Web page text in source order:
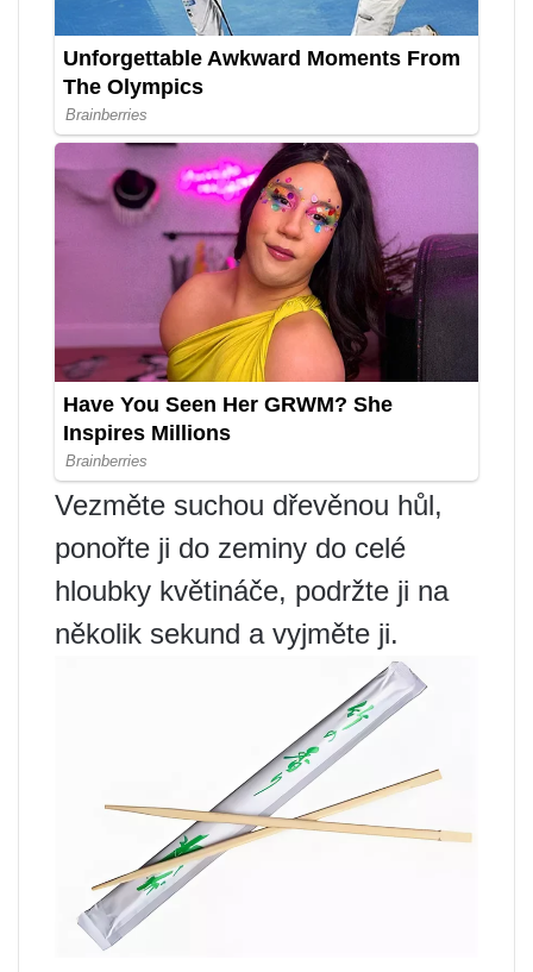
Vezměte suchou dřevěnou hůl,
ponořte ji do zeminy do celé
hloubky květináče, podržte ji na
několik sekund a vyjměte ji.